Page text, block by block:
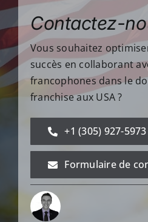
Contactez-
Vous souhaitez
succès en collaborant
francophones dans le
franchise aux USA ?
+1 (305) 927-5973
Formulaire de